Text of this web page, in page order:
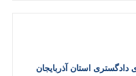
دادگستری استان آذربایجان